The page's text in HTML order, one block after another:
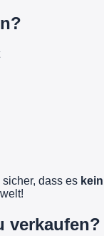
dass es kein
verkaufen?